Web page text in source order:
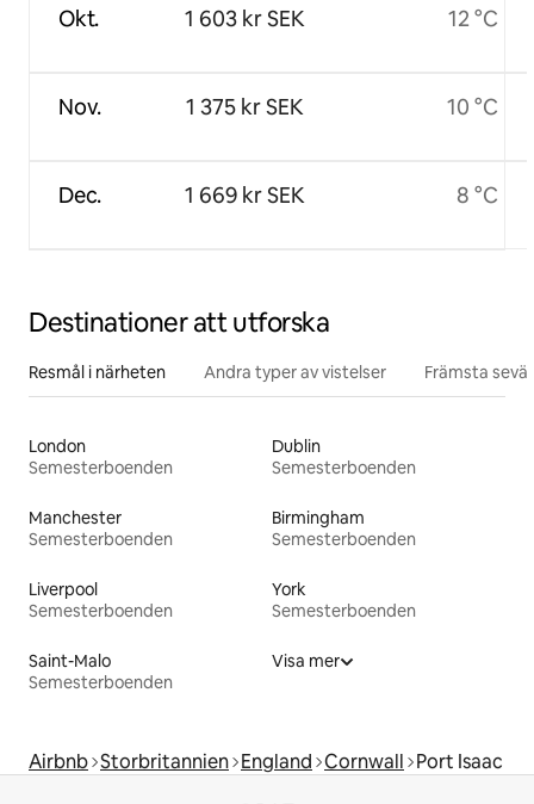
Okt.
Nov.
Dec.
1 603 kr SEK
1 375 kr SEK
1 669 kr SEK
12 °C
10 °C
8 °C
Destinationer att utforska
Resmål i närheten Andra typer av vistelser Främsta
London
Semesterboenden
Dublin
Semesterboenden
Manchester
Semesterboenden
Birmingham
Semesterboenden
Liverpool
Semesterboenden
York
Semesterboenden
Saint-Malo
Semesterboenden
Visa mer
Airbnb Storbritannien England Cornwall Port Isaac